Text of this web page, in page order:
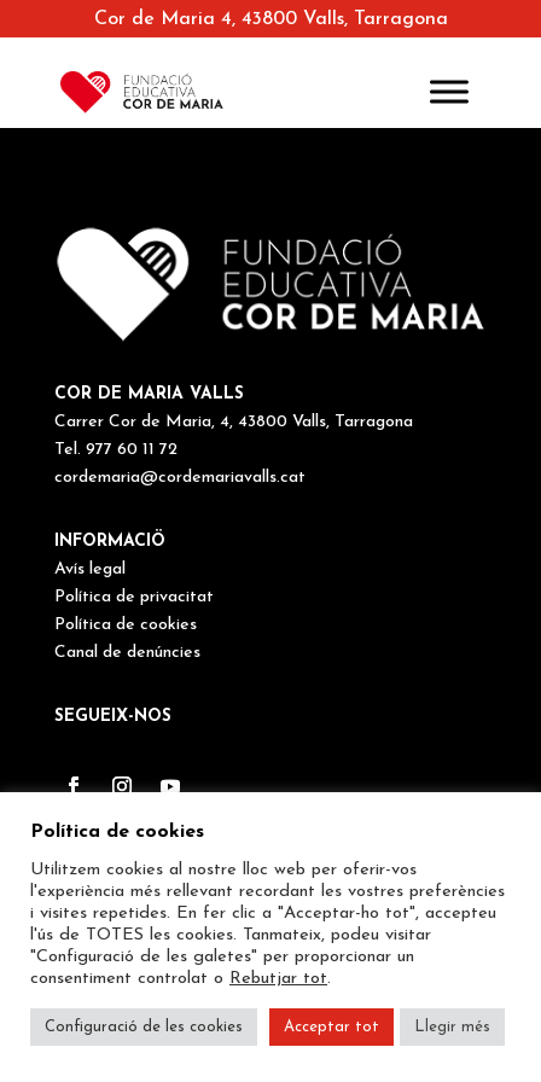
Cor de Maria 4, 43800 Valls, Tarragona
COR DE MARIA VALLS
Carrer Cor de Maria, 4, 43800 Valls, Tarragona
Tel. 977 60 11 72
cordemaria@cordemariavalls.cat
INFORMACIÖ
Avís legal
Política de privacitat
Política de cookies
Canal de denúncies
SEGUEIX-NOS
Política de cookies
Utilitzem cookies al nostre lloc web per oferir-vos
l'experiència més rellevant recordant les vostres preferències
i visites repetides. En fer clic a "Acceptar-ho tot", accepteu
l'ús de TOTES les cookies. Tanmateix, podeu visitar
"Configuració de les galetes" per proporcionar un
consentiment controlat o Rebutjar tot.
Configuració de les cookies Acceptar tot Llegir més